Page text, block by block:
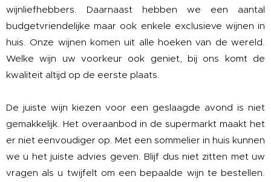
wijnliefhebbers. Daarnaast hebben we een aantal
budgetvriendelijke maar ook enkele exclusieve wijnen in
huis. Onze wijnen komen uit alle hoeken van de wereld.
Welke wijn uw voorkeur ook geniet, bij ons komt de
kwaliteit altijd op de eerste plaats.
De juiste wijn kiezen voor een geslaagde avond is niet
gemakkelijk. Het overaanbod in de supermarkt maakt het
er niet eenvoudiger op. Met een sommelier in huis kunnen
we u het juiste advies geven. Blijf dus niet zitten met uw
vragen als u twijfelt om een bepaalde wijn te bestellen.